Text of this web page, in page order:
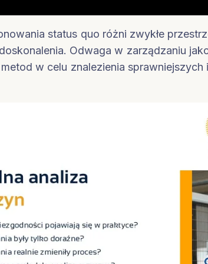
status quo różni zwykłe
Odwaga w zarządzaniu
w celu znalezienia sprawniejszych